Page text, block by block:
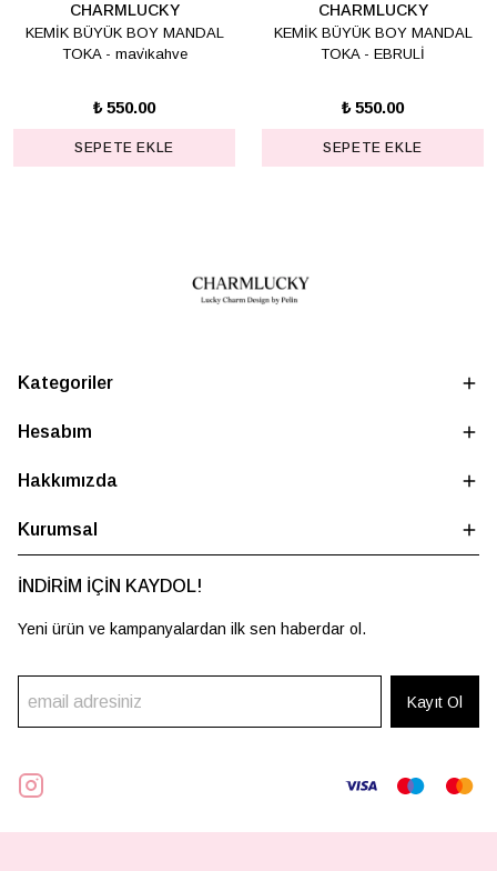
CHARMLUCKY
KEMİK BÜYÜK BOY MANDAL
TOKA - mavi̇kahve
₺ 550.00
SEPETE EKLE
CHARMLUCKY
KEMİK BÜYÜK BOY MANDAL
TOKA - EBRULİ
₺ 550.00
SEPETE EKLE
Kategoriler
Hesabım
Hakkımızda
Kurumsal
İNDİRİM İÇİN KAYDOL!
Yeni ürün ve kampanyalardan ilk sen haberdar ol.
Kayıt Ol